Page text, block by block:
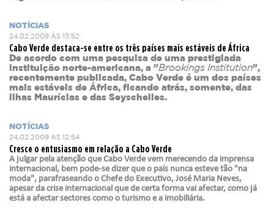
NOTÍCIAS
24.02.2009 ÀS 13:52
Cabo Verde destaca-se entre os três países mais estáveis de África
De acordo com uma pesquisa de uma prestigiada
instituição norte-americana, a "Brookings Institution",
recentemente publicada, Cabo Verde é um dos países
mais estáveis de África, ficando atrás, somente, das
ilhas Maurícias e das Seyschelles.
NOTÍCIAS
24.02.2009 ÀS 12:54
Cresce o entusiasmo em relação a Cabo Verde
A julgar pela atenção que Cabo Verde vem merecendo da imprensa
internacional, bem pode-se dizer que o país nunca esteve tão "na
moda", parafraseando o Chefe do Executivo, José Maria Neves,
apesar da crise internacional que de certa forma vai afectar, como já
está a afectar sectores como o turismo e a imobiliária.